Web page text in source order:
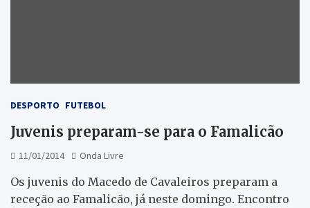
DESPORTO FUTEBOL
Juvenis preparam-se para o Famalicão
11/01/2014 Onda Livre
Os juvenis do Macedo de Cavaleiros preparam a
receção ao Famalicão, já neste domingo. Encontro